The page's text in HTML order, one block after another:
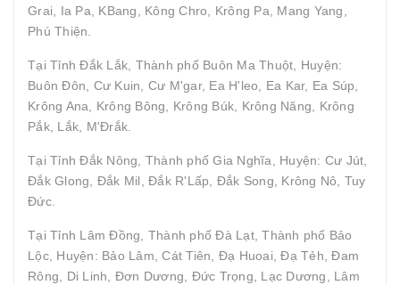
Grai, Ia Pa, KBang, Kông Chro, Krông Pa, Mang Yang,
Phú Thiện.
Tại Tỉnh Đắk Lắk, Thành phố Buôn Ma Thuột, Huyện:
Buôn Đôn, Cư Kuin, Cư M'gar, Ea H'leo, Ea Kar, Ea Súp,
Krông Ana, Krông Bông, Krông Búk, Krông Năng, Krông
Pắk, Lắk, M'Đrắk.
Tại Tỉnh Đắk Nông, Thành phố Gia Nghĩa, Huyện: Cư Jút,
Đắk Glong, Đắk Mil, Đắk R'Lấp, Đắk Song, Krông Nô, Tuy
Đức.
Tại Tỉnh Lâm Đồng, Thành phố Đà Lạt, Thành phố Bảo
Lộc, Huyện: Bảo Lâm, Cát Tiên, Đạ Huoai, Đạ Tẻh, Đam
Rông, Di Linh, Đơn Dương, Đức Trọng, Lạc Dương, Lâm